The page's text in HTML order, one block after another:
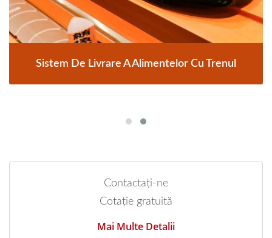
Sistem De Livrare A Alimentelor Cu Trenul
Contactați-ne
Cotație gratuită
Mai Multe Detalii